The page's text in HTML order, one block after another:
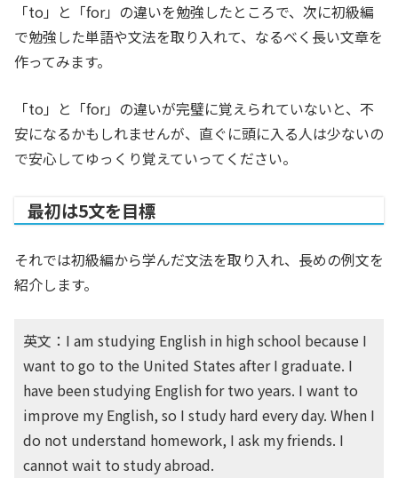
「to」と「for」の違いを勉強したところで、次に初級編
で勉強した単語や文法を取り入れて、なるべく長い文章を
作ってみます。
「to」と「for」の違いが完璧に覚えられていないと、不
安になるかもしれませんが、直ぐに頭に入る人は少ないの
で安心してゆっくり覚えていってください。
最初は5文を目標
それでは初級編から学んだ文法を取り入れ、長めの例文を
紹介します。
英文：I am studying English in high school because I
want to go to the United States after I graduate. I
have been studying English for two years. I want to
improve my English, so I study hard every day. When I
do not understand homework, I ask my friends. I
cannot wait to study abroad.